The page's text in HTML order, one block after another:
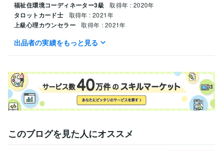
福祉住環境コーディネーター3級 取得年 : 2020年
タロットカード士 取得年 : 2021年
上級心理カウンセラー 取得年 : 2021年
得意分野
関東リハビリテーション専門学校 2023年3月 ~ 現在
出品者の実績をもっと見る
このブログを見た人にオススメ